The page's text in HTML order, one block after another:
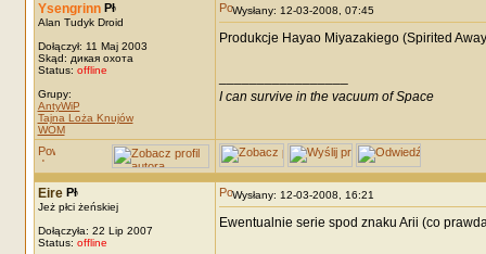
Ysengrinn
Alan Tudyk Droid
Dołączył: 11 Maj 2003
Skąd: дикая охота
Status: offline
Grupy:
AntyWiP
Tajna Loża Knujów
WOM
Wysłany: 12-03-2008, 07:45
Produkcje Hayao Miyazakiego (Spirited
I can survive in the vacuum of Space
Eire
Jeż płci żeńskiej
Dołączyła: 22 Lip 2007
Status: offline
Wysłany: 12-03-2008, 16:21
Ewentualnie serie spod znaku Arii (co